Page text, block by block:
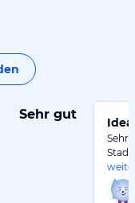
Sehr gut
Sehr